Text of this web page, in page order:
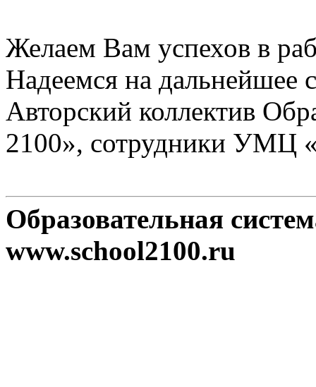
Желаем Вам успехов в
Надеемся на дальнейшее
Авторский коллектив
2100», сотрудники УМЦ
Образовательная
www.school2100.ru